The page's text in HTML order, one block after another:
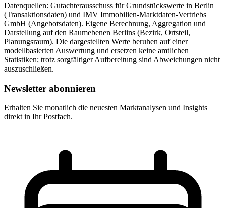
Datenquellen: Gutachterausschuss für Grundstückswerte in Berlin
(Transaktionsdaten) und IMV Immobilien-Marktdaten-Vertriebs
GmbH (Angebotsdaten). Eigene Berechnung, Aggregation und
Darstellung auf den Raumebenen Berlins (Bezirk, Ortsteil,
Planungsraum). Die dargestellten Werte beruhen auf einer
modellbasierten Auswertung und ersetzen keine amtlichen
Statistiken; trotz sorgfältiger Aufbereitung sind Abweichungen nicht
auszuschließen.
Newsletter abonnieren
Erhalten Sie monatlich die neuesten Marktanalysen und Insights
direkt in Ihr Postfach.